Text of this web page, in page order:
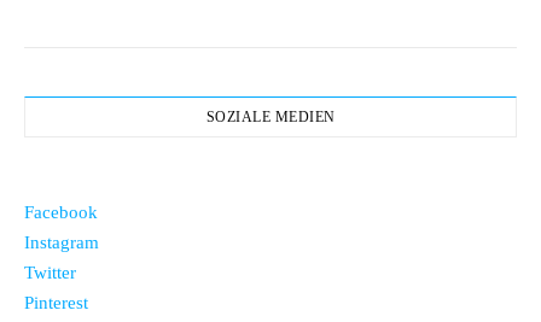
SOZIALE MEDIEN
Facebook
Instagram
Twitter
Pinterest